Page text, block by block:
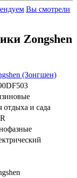
Вы смотрели
Zongshen
(Зонгшен)
отдыха и сада